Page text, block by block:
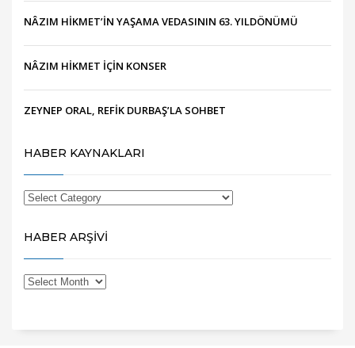
NÂZIM HİKMET’İN YAŞAMA VEDASININ 63. YILDÖNÜMÜ
NÂZIM HİKMET İÇİN KONSER
ZEYNEP ORAL, REFİK DURBAŞ’LA SOHBET
HABER KAYNAKLARI
HABER ARŞİVİ